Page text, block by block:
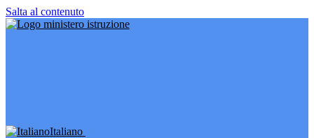
Salta al contenuto
Italiano